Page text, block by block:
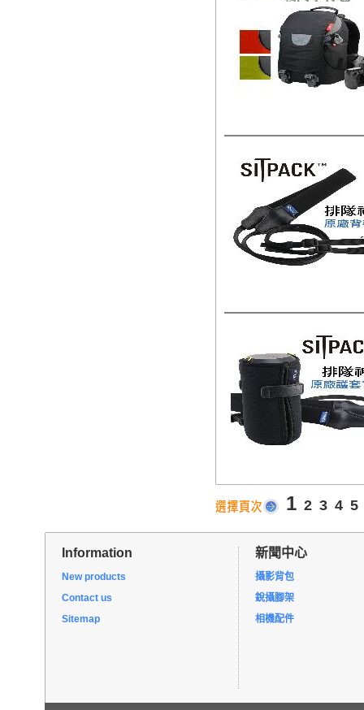
1 2 3 4 5
Information
New products
Contact us
Sitemap
新聞中心
攝影背包
銳攝腳架
相機配件